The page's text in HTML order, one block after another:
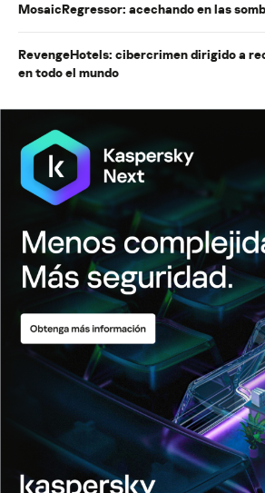
MosaicRegressor: acechando en las
RevengeHotels: cibercrimen dirigido a
en todo el mundo